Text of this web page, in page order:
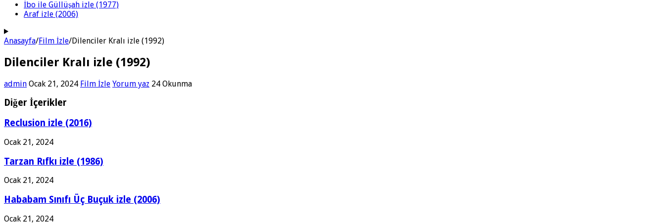
İbo ile Güllüşah izle (1977)
Araf izle (2006)
Anasayfa/Film İzle/Dilenciler Kralı izle (1992)
Dilenciler Kralı izle (1992)
admin Ocak 21, 2024 Film İzle Yorum yaz 24 Okunma
Diğer İçerikler
Reclusion izle (2016)
Ocak 21, 2024
Tarzan Rıfkı izle (1986)
Ocak 21, 2024
Hababam Sınıfı Üç Buçuk izle (2006)
Ocak 21, 2024